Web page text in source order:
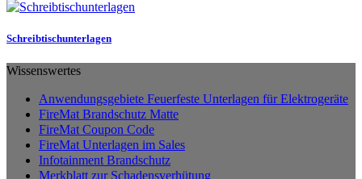
Schreibtischunterlagen
Wissenswertes
Anwendungsgebiete Feuerfeste Unterlagen für Elektrogeräte
FireMat Brandschutz Matte
FireMat Coupon Code
FireMat Unterlagen im Sales
Infotainment Brandschutz
Merkblatt zur Schadensverhütung